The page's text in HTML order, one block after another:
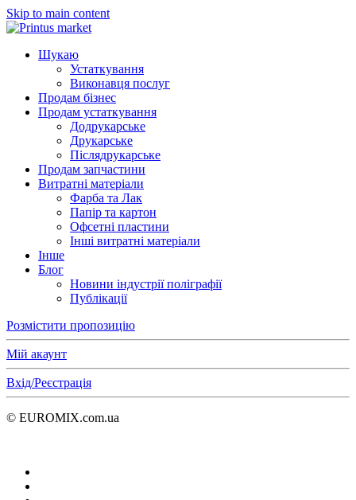
Skip to main content
Шукаю
Устаткування
Виконавця послуг
Продам бізнес
Продам устаткування
Додрукарське
Друкарське
Післядрукарське
Продам запчастини
Витратні матеріали
Фарба та Лак
Папір та картон
Офсетні пластини
Інші витратні матеріали
Інше
Блог
Новини індустрії поліграфії
Публікації
Розмістити пропозицію
Мій акаунт
Вхід/Реєстрація
© EUROMIX.com.ua